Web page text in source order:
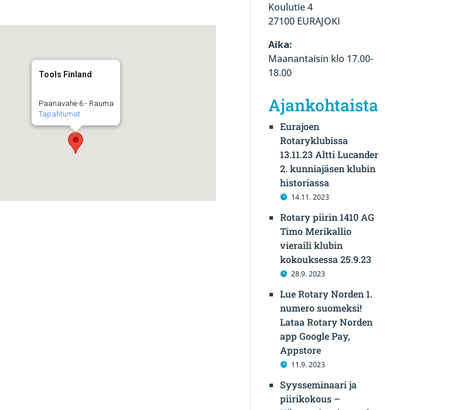
Tools Finland
Paanavahe 6 - Rauma
Tapahtumat
Koulutie 4
27100 EURAJOKI
Aika:
Maanantaisin klo 17.00-
18.00
Ajankohtaista
Eurajoen
Rotaryklubissa
13.11.23 Altti Lucander
2. kunniajäsen klubin
historiassa
14.11. 2023
Rotary piirin 1410 AG
Timo Merikallio
vieraili klubin
kokouksessa 25.9.23
28.9. 2023
Lue Rotary Norden 1.
numero suomeksi!
Lataa Rotary Norden
app Google Pay,
Appstore
11.9. 2023
Syysseminaari ja
piirikokous –